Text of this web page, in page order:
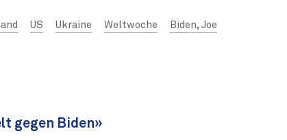
US Ukraine Weltwoche
Biden, Joe
gegen Biden»